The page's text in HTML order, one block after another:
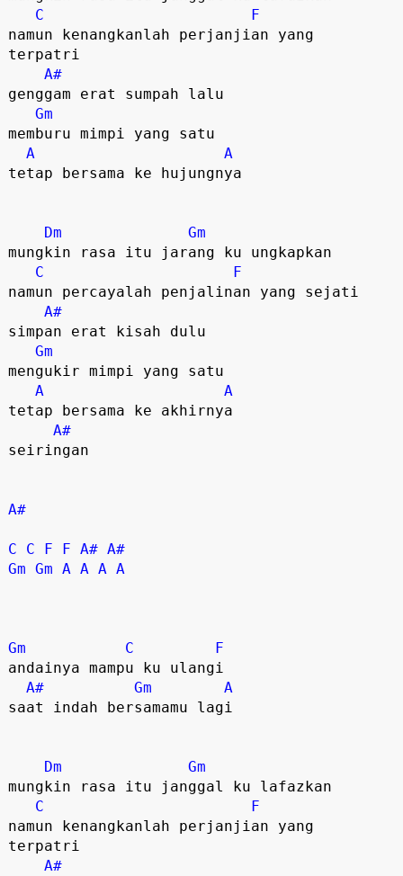
C
F
namun kenangkanlah perjanjian yang
terpatri
A#
genggam erat sumpah lalu
Gm
memburu mimpi yang satu
A
A
tetap bersama ke hujungnya
Dm
Gm
mungkin rasa itu jarang ku ungkapkan
C
F
namun percayalah penjalinan yang sejati
A#
simpan erat kisah dulu
Gm
mengukir mimpi yang satu
A
A
tetap bersama ke akhirnya
A#
seiringan
A#
C C F F A# A#
Gm Gm A A A A
Gm C
F
andainya mampu ku ulangi
A#
Gm
A
saat indah bersamamu lagi
Dm
Gm
mungkin rasa itu janggal ku lafazkan
C
F
namun kenangkanlah perjanjian yang
terpatri
A#